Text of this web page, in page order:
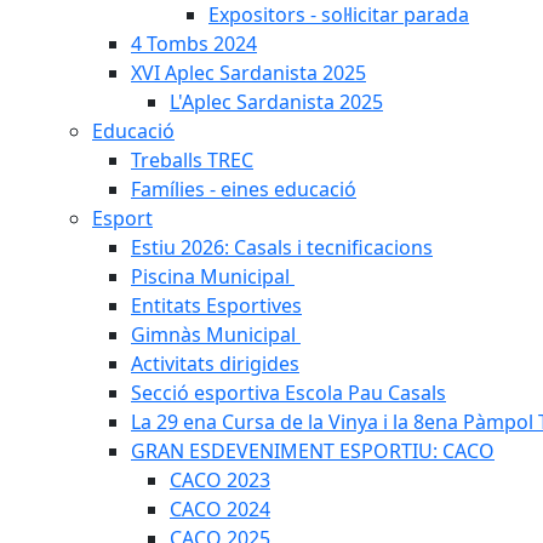
Expositors - sol·licitar parada
4 Tombs 2024
XVI Aplec Sardanista 2025
L'Aplec Sardanista 2025
Educació
Treballs TREC
Famílies - eines educació
Esport
Estiu 2026: Casals i tecnificacions
Piscina Municipal
Entitats Esportives
Gimnàs Municipal
Activitats dirigides
Secció esportiva Escola Pau Casals
La 29 ena Cursa de la Vinya i la 8ena Pàmpol
GRAN ESDEVENIMENT ESPORTIU: CACO
CACO 2023
CACO 2024